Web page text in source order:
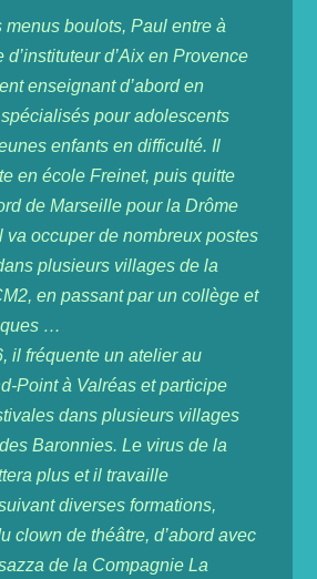
boulots, Paul entre à
d’instituteur d’Aix en Provence
enseignant d’abord en
pour adolescents
enfants en difficulté. Il
en école Freinet, puis quitte
de Marseille pour la Drôme
va occuper de nombreux postes
plusieurs villages de la
en passant par un collège et
…
il fréquente un atelier au
Point à Valréas et participe
dans plusieurs villages
Baronnies. Le virus de la
plus et il travaille
diverses formations,
clown de théâtre, d’abord avec
de la Compagnie La